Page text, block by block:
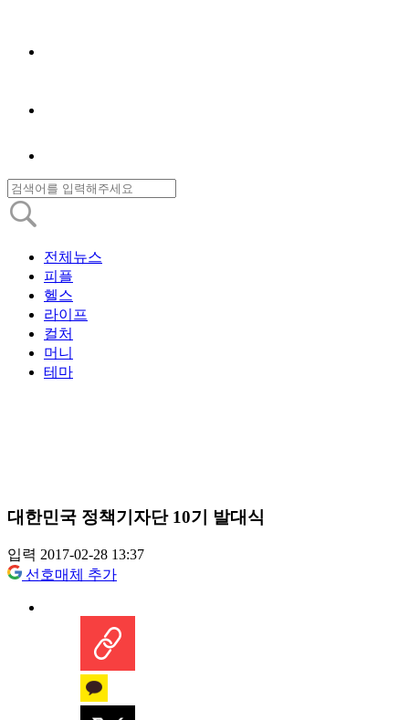
전체뉴스
피플
헬스
라이프
컬처
머니
테마
대한민국 정책기자단 10기 발대식
입력 2017-02-28 13:37
선호매체 추가